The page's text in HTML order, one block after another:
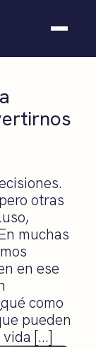
de éxito
Contacto
otras
muchas
en ese
como
pueden
[…]